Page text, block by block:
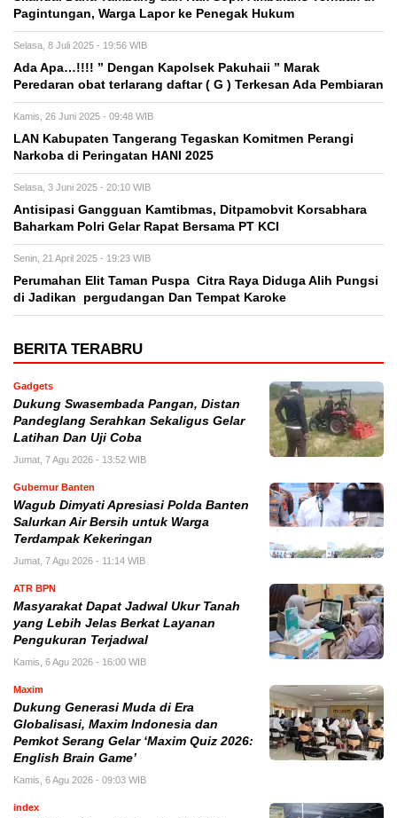
Pagintungan, Warga Lapor ke Penegak Hukum
Selasa, 8 Juli 2025 - 19:56 WIB
Ada Apa…!!!! ” Dengan Kapolsek Pakuhaii ” Marak
Peredaran obat terlarang daftar ( G ) Terkesan Ada Pembiaran
Kamis, 26 Juni 2025 - 09:48 WIB
LAN Kabupaten Tangerang Tegaskan Komitmen Perangi
Narkoba di Peringatan HANI 2025
Selasa, 3 Juni 2025 - 20:10 WIB
Antisipasi Gangguan Kamtibmas, Ditpamobvit Korsabhara
Baharkam Polri Gelar Rapat Bersama PT KCI
Senin, 21 April 2025 - 19:23 WIB
Perumahan Elit Taman Puspa Citra Raya Diduga Alih Pungsi
di Jadikan pergudangan Dan Tempat Karoke
BERITA TERABRU
Gadgets
Dukung Swasembada Pangan, Distan
Pandeglang Serahkan Sekaligus Gelar
Latihan Dan Uji Coba
Jumat, 7 Agu 2026 - 13:52 WIB
Gubernur Banten
Wagub Dimyati Apresiasi Polda Banten
Salurkan Air Bersih untuk Warga
Terdampak Kekeringan
Jumat, 7 Agu 2026 - 11:14 WIB
ATR BPN
Masyarakat Dapat Jadwal Ukur Tanah
yang Lebih Jelas Berkat Layanan
Pengukuran Terjadwal
Kamis, 6 Agu 2026 - 16:00 WIB
Maxim
Dukung Generasi Muda di Era
Globalisasi, Maxim Indonesia dan
Pemkot Serang Gelar ‘Maxim Quiz 2026:
English Brain Game’
Kamis, 6 Agu 2026 - 09:03 WIB
index